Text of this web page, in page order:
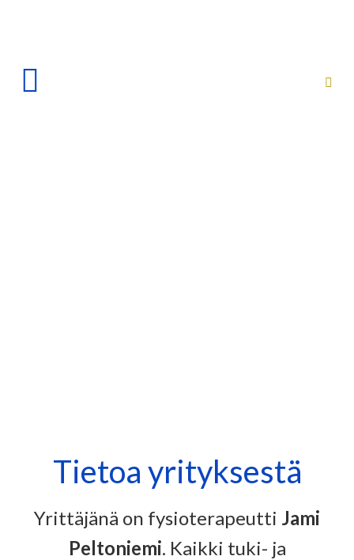
Tietoa yrityksestä
Yrittäjänä on fysioterapeutti Jami
Peltoniemi. Kaikki tuki- ja